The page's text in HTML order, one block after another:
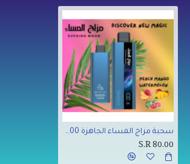
سحبة مزاج المساء الجاهزة 16000 بف مانجو بطيخ خوخ
S.R 80.00